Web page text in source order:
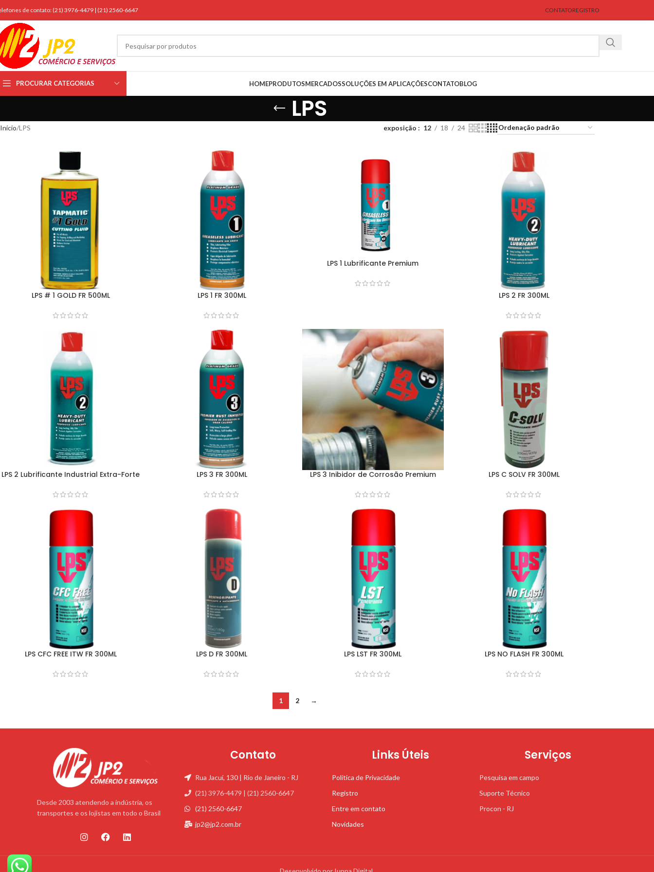
de contato: (21) 3976-4479 | (21) 2560-6647 CONTATOREGISTRO
PROCURAR CATEGORIAS HOMEPRODUTOSMERCADOSSOLUÇÕES EM APLICAÇÕESCONTATOBLOG
LPS
Início LPS exposição 12 18 24
LPS # 1 GOLD FR 500ML LPS 1 FR 300ML
LPS 1 Lubrificante Premium
LPS 2 FR 300ML
LPS 2 Lubrificante Industrial Extra-Forte LPS 3 FR 300ML LPS 3 Inibidor de Corrosão Premium LPS C SOLV FR 300ML
LPS CFC FREE ITW FR 300ML LPS D FR 300ML LPS LST FR 300ML LPS NO FLASH FR 300ML
1 2 →
Desde 2003 atendendo a indústria, os
transportes e os lojistas em todo o Brasil
Contato
Rua Jacuí, 130 | Rio de Janeiro - RJ
(21) 3976-4479 | (21) 2560-6647
(21) 2560-6647
jp2@jp2.com.br
Links Úteis
Política de Privacidade
Registro
Entre em contato
Novidades
Serviços
Pesquisa em campo
Suporte Técnico
Procon - RJ